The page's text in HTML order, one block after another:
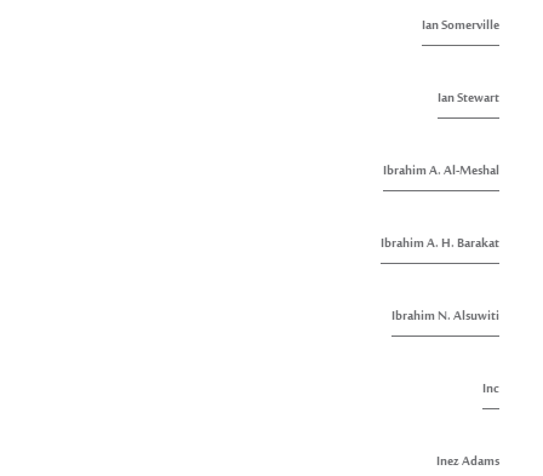
Ian Somerville
Ian Stewart
Ibrahim A. Al-Meshal
Ibrahim A. H. Barakat
Ibrahim N. Alsuwiti
Inc
Inez Adams